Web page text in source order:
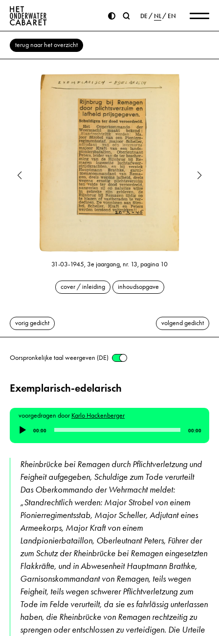
DE NL EN
terug naar het overzicht
31-03-1945, 3e jaargang, nr. 13, pagina 10
cover / inleiding inhoudsopgave
vorig gedicht volgend gedicht
Oorspronkelijke taal weergeven (DE)
Exemplarisch-edelarisch
voorgedragen door Karlo Hackenberger
Audiospeler
00:00 00:00
Rheinbrücke bei Remagen durch Pflichtverletzung und
Feigheit aufgegeben, Schuldige zum Tode verurteilt
Das Oberkommando der Wehrmacht meldet:
„Standrechtlich werden: Major Strobel von einem
Pionierregimentsstab, Major Scheller, Adjutant eines
Armeekorps, Major Kraft von einem
Landpionierbataillon, Oberleutnant Peters, Führer der
zum Schutz der Rheinbrücke bei Remagen eingesetzten
Flakkräfte, und in Abwesenheit Hauptmann Brathke,
Garnisonskommandant von Remagen, teils wegen
Feigheit, teils wegen schwerer Pflichtverletzung zum
Tode im Felde verurteilt, da sie es fahrlässig unterlassen
haben, die Rheinbrücke von Remagen rechtzeitig zu
sprengen oder entschlossen zu verteidigen. Die Urteile